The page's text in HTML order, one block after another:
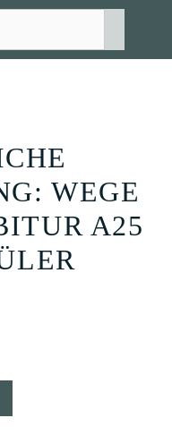
WEGE
A25